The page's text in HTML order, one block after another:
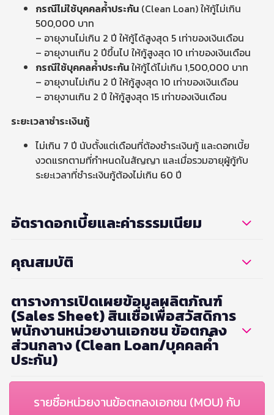
กรณีไม่ใช้บุคคลค้ำประกัน (Clean Loan) ให้กู้ไม่เกิน
500,000 บาท
– อายุงานไม่เกิน 2 ปี ให้กู้ได้สูงสุด 5 เท่าของเงินเดือน
– อายุงานเกิน 2 ปีขึ้นไป ให้กู้สูงสุด 10 เท่าของเงินเดือน
กรณีใช้บุคคลค้ำประกันให้กู้ได้ไม่เกิน 1,500,000 บาท
– อายุงานไม่เกิน 2 ปี ให้กู้สูงสุด 10 เท่าของเงินเดือน
– อายุงานเกิน 2 ปี ให้กู้สูงสุด 15 เท่าของเงินเดือน
ระยะเวลาชำระเงินกู้
ไม่เกิน 7 ปี นับตั้งแต่เดือนที่ต้องชำระเงินกู้ และดอกเบี้ย
งวดแรกตามที่กำหนดในสัญญา และเมื่อรวมอายุผู้กู้กับ
ระยะเวลาที่ชำระเงินกู้ต้องไม่เกิน 60 ปี
อัตราดอกเบี้ยและค่าธรรมเนียม
คุณสมบัติ
ตารางการเปิดเผยข้อมูลผลิตภัณฑ์
(Sales Sheet) สินเชื่อเพื่อสวัสดิการ
พนักงานหน่วยงานเอกชน ข้อตกลง
ส่วนกลาง (Clean Loan/บุคคลค้ำ
ประกัน)
รายชื่อหน่วยงานข้อตกลงเอกชน (MOU) กับ